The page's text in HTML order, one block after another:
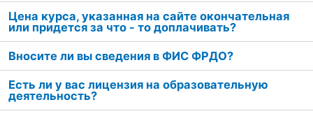
Цена курса, указанная на сайте окончательная
или придется за что - то доплачивать?
Вносите ли вы сведения в ФИС ФРДО?
Есть ли у вас лицензия на образовательную
деятельность?